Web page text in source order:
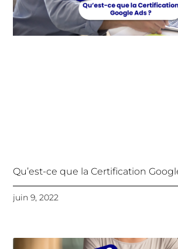
Qu’est-ce que la Certification
juin 9, 2022